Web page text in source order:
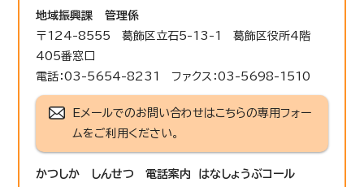
地域振興課
管理係
〒124-8555 葛飾区立石5-13-1 葛飾区役所4階
405番窓口
電話：03-5654-8231 ファクス：03-5698-1510
Eメールでのお問い合わせはこちらの専用フォー
ムをご利用ください。
かつしか しんせつ 電話案内 はなしょうぶコール